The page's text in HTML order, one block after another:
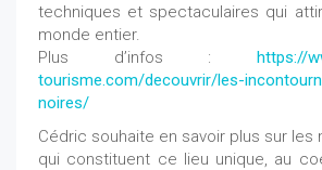
techniques et spectaculaires qui
monde entier.
Plus d’infos : https://
tourisme.com/decouvrir/les-
noires/
Cédric souhaite en savoir plus sur les
qui constituent ce lieu unique, au